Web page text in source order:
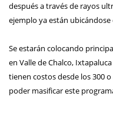
después a través de rayos
ejemplo ya están
Se estarán colocando
en Valle de Chalco,
tienen costos desde los 300
poder masificar este